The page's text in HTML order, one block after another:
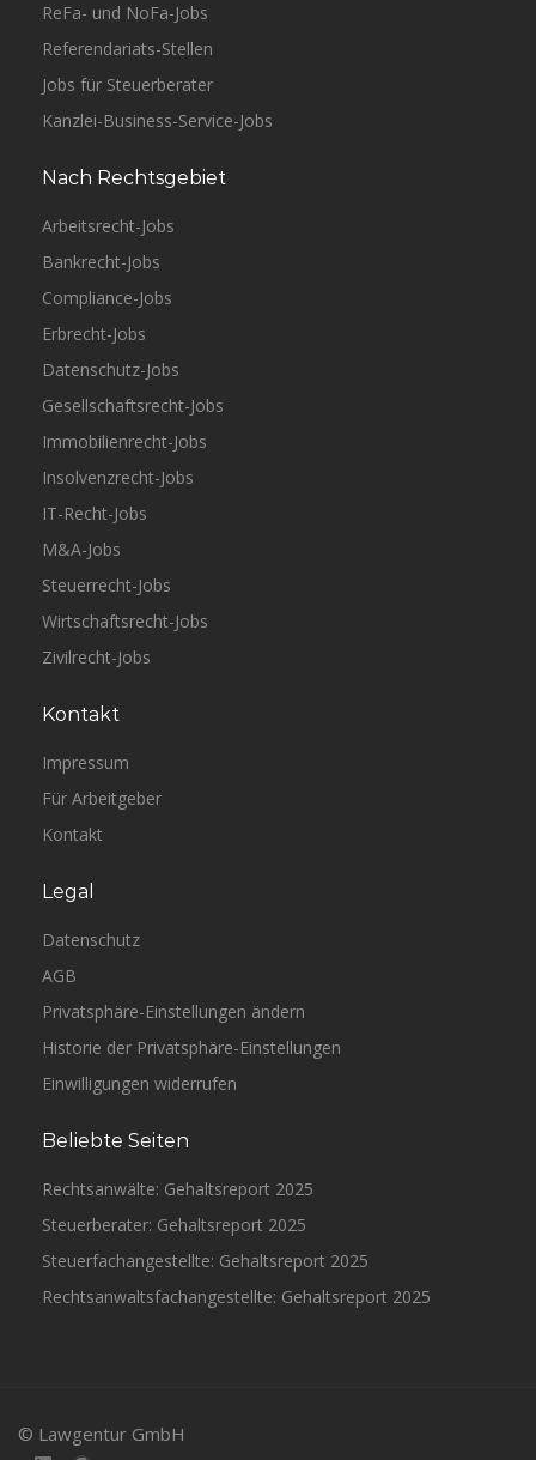
ReFa- und NoFa-Jobs
Referendariats-Stellen
Jobs für Steuerberater
Kanzlei-Business-Service-Jobs
Nach Rechtsgebiet
Arbeitsrecht-Jobs
Bankrecht-Jobs
Compliance-Jobs
Erbrecht-Jobs
Datenschutz-Jobs
Gesellschaftsrecht-Jobs
Immobilienrecht-Jobs
Insolvenzrecht-Jobs
IT-Recht-Jobs
M&A-Jobs
Steuerrecht-Jobs
Wirtschaftsrecht-Jobs
Zivilrecht-Jobs
Kontakt
Impressum
Für Arbeitgeber
Kontakt
Legal
Datenschutz
AGB
Privatsphäre-Einstellungen ändern
Historie der Privatsphäre-Einstellungen
Einwilligungen widerrufen
Beliebte Seiten
Rechtsanwälte: Gehaltsreport 2025
Steuerberater: Gehaltsreport 2025
Steuerfachangestellte: Gehaltsreport 2025
Rechtsanwaltsfachangestellte: Gehaltsreport 2025
© Lawgentur GmbH